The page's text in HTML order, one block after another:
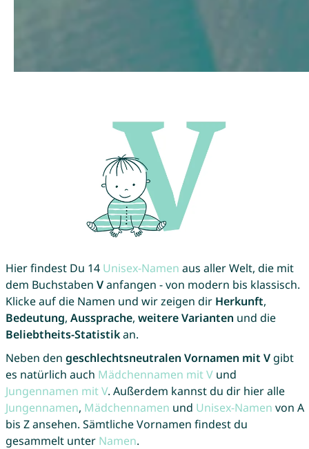
Hier findest Du 14 Unisex-Namen aus aller Welt, die mit
dem Buchstaben Vanfangen - von modern bis klassisch.
Klicke auf die Namen und wir zeigen dir Herkunft,
Bedeutung, Aussprache, weitere Varianten und die
Beliebtheits-Statistikan.
Neben den geschlechtsneutralen Vornamen mit Vgibt
es natürlich auch Mädchennamen mit Vund
Jungennamen mit V. Außerdem kannst du dir hier alle
Jungennamen, Mädchennamen und Unisex-Namen von A
bis Z ansehen. Sämtliche Vornamen findest du
gesammelt unter Namen.